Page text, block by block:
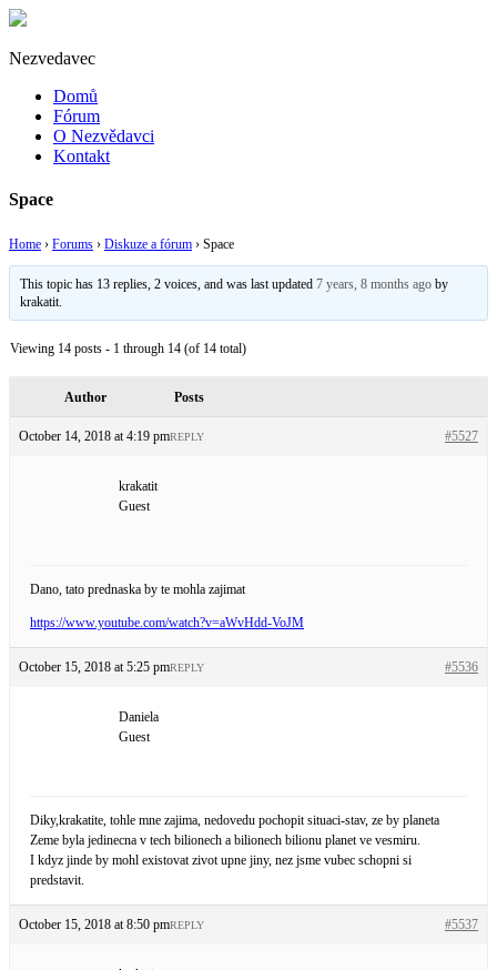
Nezvedavec
Domů
Fórum
O Nezvědavci
Kontakt
Space
Home › Forums › Diskuze a fórum › Space
This topic has 13 replies, 2 voices, and was last updated7 years, 8 months ago by
krakatit
Viewing 14 posts - 1 through 14 (of 14 total)
Author Posts
October 14, 2018 at 4:19 pm #5527
REPLY
krakatit
Guest
Dano, tato prednaska by te mohla zajimat
https://www.youtube.com/watch?v=aWvHdd-VoJM
October 15, 2018 at 5:25 pm #5536
REPLY
Daniela
Guest
Diky,krakatite, tohle mne zajima, nedovedu pochopit situaci-stav, ze by planeta
Zeme byla jedinecna v tech bilionech a bilionech bilionu planet ve vesmiru.
I kdyz jinde by mohl existovat zivot upne jiny, nez jsme vubec schopni si
predstavit.
October 15, 2018 at 8:50 pm #5537
REPLY